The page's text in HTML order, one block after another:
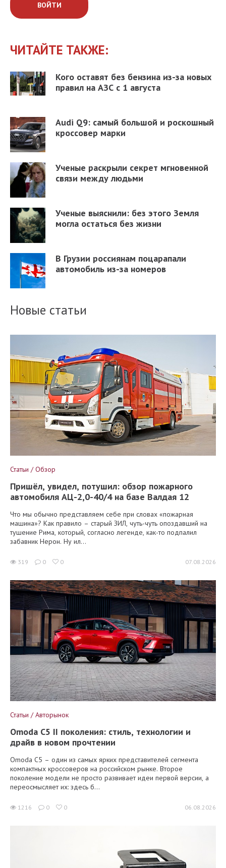
ВОЙТИ
ЧИТАЙТЕ ТАКЖЕ:
Кого оставят без бензина из-за новых
правил на АЗС с 1 августа
Audi Q9: самый большой и роскошный
кроссовер марки
Ученые раскрыли секрет мгновенной
связи между людьми
Ученые выяснили: без этого Земля
могла остаться без жизни
В Грузии россиянам поцарапали
автомобиль из-за номеров
Новые статьи
Статьи / Обзор
Пришёл, увидел, потушил: обзор пожарного
автомобиля АЦ-2,0-40/4 на базе Валдая 12
Что мы обычно представляем себе при словах «пожарная
машина»? Как правило – старый ЗИЛ, чуть-чуть опоздавший на
тушение Рима, который, согласно легенде, как-то подпалил
забавник Нерон. Ну ил...
319 0 0 07.08.2026
Статьи / Авторынок
Omoda C5 II поколения: стиль, технологии и
драйв в новом прочтении
Omoda C5 – один из самых ярких представителей сегмента
компактных кроссоверов на российском рынке. Второе
поколение модели не просто развивает идеи первой версии, а
переосмысляет их: здесь б...
1216 0 0 06.08.2026